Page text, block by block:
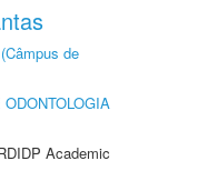
de
Academic